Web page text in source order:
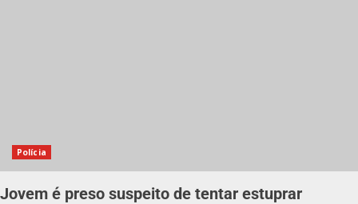
Polícia
Jovem é preso suspeito de tentar estuprar